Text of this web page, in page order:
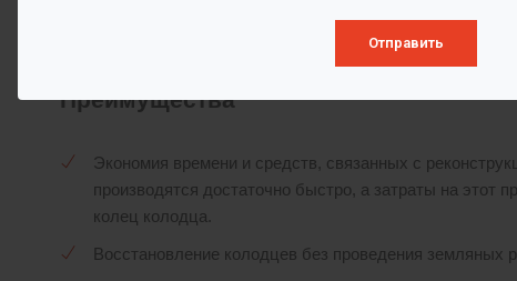
Отправить
том числе и раскрой листового материала, и
этот весьма сложный, но, тем не менее, предоставляет
Преимущества
Экономия времени и средств, связанных с
производятся достаточно быстро, а затраты на этот
колец колодца.
Восстановление колодцев без проведения земляных